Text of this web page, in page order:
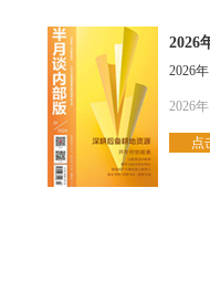
2026
2026
2026
点